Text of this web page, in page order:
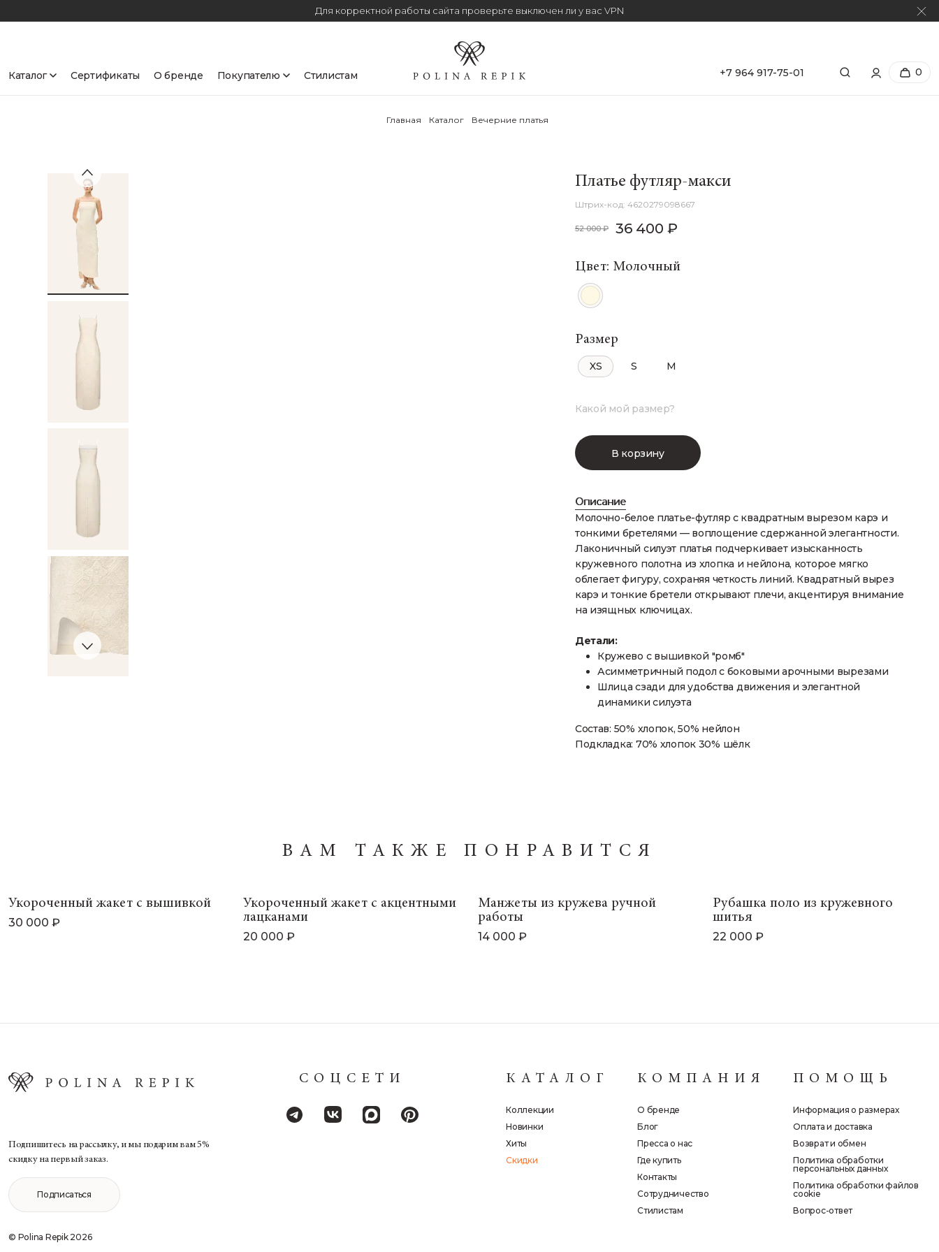
Для корректной работы сайта проверьте выключен ли у вас VPN
Каталог Сертификаты О бренде Покупателю Стилистам +7 964 917-75-01 0
Главная Каталог Вечерние платья
Платье футляр-макси
4620279098667
52 000 ₽ 36 400 ₽
Цвет: Молочный
Размер
XS S M
Какой мой размер?
В корзину
Описание
Молочно-белое платье-футляр с квадратным вырезом карэ и
тонкими бретелями — воплощение сдержанной элегантности.
Лаконичный силуэт платья подчеркивает изысканность
кружевного полотна из хлопка и нейлона, которое мягко
облегает фигуру, сохраняя четкость линий. Квадратный вырез
карэ и тонкие бретели открывают плечи, акцентируя внимание
на изящных ключицах.
Детали:
Кружево с вышивкой "ромб"
Асимметричный подол с боковыми арочными вырезами
Шлица сзади для удобства движения и элегантной
динамики силуэта
Состав: 50% хлопок, 50% нейлон
Подкладка: 70% хлопок 30% шёлк
ВАМ ТАКЖЕ ПОНРАВИТСЯ
Укороченный жакет с вышивкой
30 000 ₽
Укороченный жакет с акцентными
лацканами
20 000 ₽
Манжеты из кружева ручной
работы
14 000 ₽
Рубашка поло из кружевного
шитья
22 000 ₽
Подпишитесь на рассылку, и мы подарим вам 5%
скидку на первый заказ.
Подписаться
СОЦСЕТИ КАТАЛОГ
Коллекции
Новинки
Хиты
Скидки
КОМПАНИЯ
О бренде
Блог
Пресса о нас
Где купить
Контакты
Сотрудничество
Стилистам
ПОМОЩЬ
Информация о размерах
Оплата и доставка
Возврат и обмен
Политика обработки
персональных данных
Политика обработки файлов
cookie
Вопрос-ответ
© Polina Repik 2026